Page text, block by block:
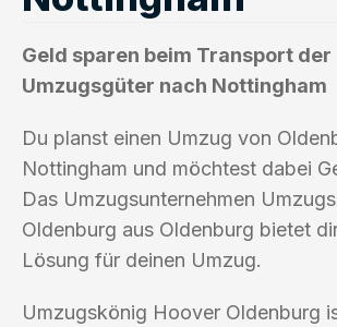
Geld sparen beim Transport der
Umzugsgüter nach Nottingham
Du planst einen Umzug von
Nottingham und möchtest dabei
Das Umzugsunternehmen
Oldenburg aus Oldenburg bietet
Lösung für deinen Umzug.
Umzugskönig Hoover Oldenburg